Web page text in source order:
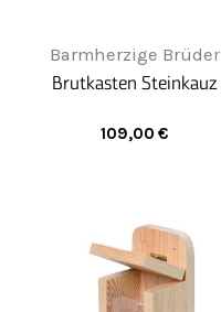
Barmherzige Brüder
Brutkasten Steinkauz
109,00 €